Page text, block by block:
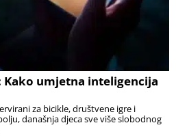
Kako umjetna inteligencija
za bicikle, društvene igre i
današnja djeca sve više slobodnog